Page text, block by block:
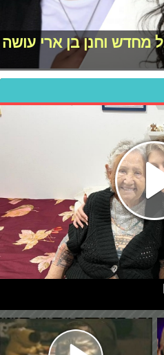
מחדש וחנן בן ארי עושה